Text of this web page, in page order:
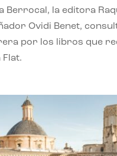
Berrocal, la editora
Ovidi Benet,
por los libros que
Flat.